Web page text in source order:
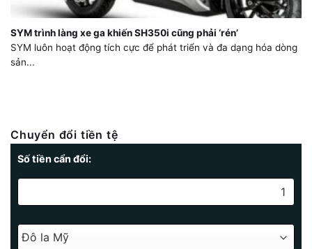
SYM trình làng xe ga khiến SH350i cũng phải ‘rén’
SYM luôn hoạt động tích cực để phát triển và đa dạng hóa dòng
sản...
Chuyển đổi tiền tệ
Số tiền cẩn đổi: